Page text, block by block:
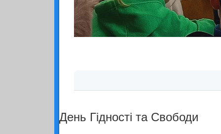
День Гідності та Свободи